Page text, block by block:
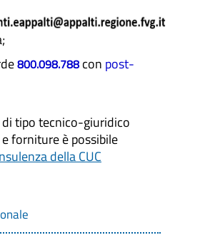
800.098.788 con post-
tipo tecnico-giuridico
forniture è possibile
della CUC